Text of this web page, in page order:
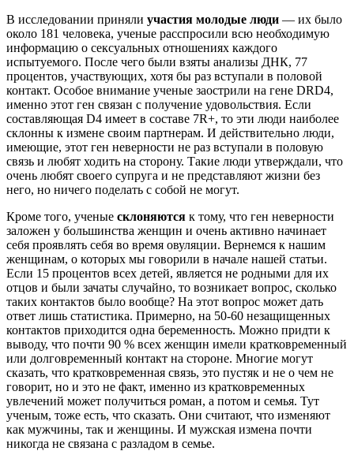
В исследовании приняли участия молодые люди — их было
около 181 человека, ученые расспросили всю необходимую
информацию о сексуальных отношениях каждого
испытуемого. После чего были взяты анализы ДНК, 77
процентов, участвующих, хотя бы раз вступали в половой
контакт. Особое внимание ученые заострили на гене DRD4,
именно этот ген связан с получение удовольствия. Если
составляющая D4 имеет в составе 7R+, то эти люди наиболее
склонны к измене своим партнерам. И действительно люди,
имеющие, этот ген неверности не раз вступали в половую
связь и любят ходить на сторону. Такие люди утверждали, что
очень любят своего супруга и не представляют жизни без
него, но ничего поделать с собой не могут.
Кроме того, ученые склоняются к тому, что ген неверности
заложен у большинства женщин и очень активно начинает
себя проявлять себя во время овуляции. Вернемся к нашим
женщинам, о которых мы говорили в начале нашей статьи.
Если 15 процентов всех детей, является не родными для их
отцов и были зачаты случайно, то возникает вопрос, сколько
таких контактов было вообще? На этот вопрос может дать
ответ лишь статистика. Примерно, на 50-60 незащищенных
контактов приходится одна беременность. Можно придти к
выводу, что почти 90 % всех женщин имели кратковременный
или долговременный контакт на стороне. Многие могут
сказать, что кратковременная связь, это пустяк и не о чем не
говорит, но и это не факт, именно из кратковременных
увлечений может получиться роман, а потом и семья. Тут
ученым, тоже есть, что сказать. Они считают, что изменяют
как мужчины, так и женщины. И мужская измена почти
никогда не связана с разладом в семье.